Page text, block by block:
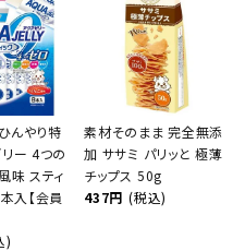
んやり特
ー 4つの
味 スティ
入【会員
)
素材そのまま 完全無添
加 ササミ パリッと 極薄
チップス 50g
437円 (税込)